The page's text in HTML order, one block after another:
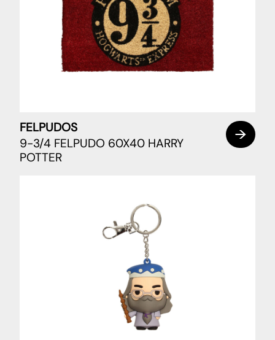
FELPUDOS
9-3/4 FELPUDO 60X40 HARRY
POTTER